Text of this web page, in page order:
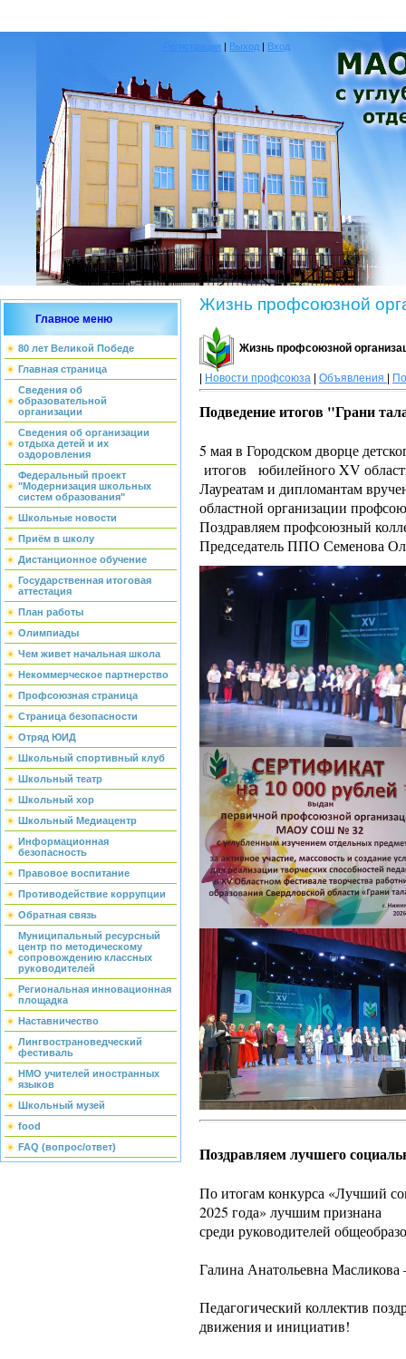
Регистрация | Выход | Вход
Главное меню
80 лет Великой Победе
Главная страница
Сведения об
образовательной
организации
Сведения об организации
отдыха детей и их
оздоровления
Федеральный проект
"Модернизация школьных
систем образования"
Школьные новости
Приём в школу
Дистанционное обучение
Государственная итоговая
аттестация
План работы
Олимпиады
Чем живет начальная школа
Некоммерческое партнерство
Профсоюзная страница
Страница безопасности
Отряд ЮИД
Школьный спортивный клуб
Школьный театр
Школьный хор
Школьный Медиацентр
Информационная
безопасность
Правовое воспитание
Противодействие коррупции
Обратная связь
Муниципальный ресурсный
центр по методическому
сопровождению классных
руководителей
Региональная инновационная
площадка
Наставничество
Лингвострановедческий
фестиваль
НМО учителей иностранных
языков
Школьный музей
food
FAQ (вопрос/ответ)
Жизнь профсоюзной
Жизнь профсоюзной
| Новости профсоюза | Объявления |
Подведение итогов "Грани
5 мая в Городском дворце
итогов юбилейного XV
Лауреатам и дипломантам
областной организации
Поздравляем профсоюзный
Председатель ППО Семенова
Поздравляем лучшего
По итогам конкурса «Лучший
2025 года» лучшим признана
среди руководителей
Галина Анатольевна
Педагогический коллектив
движения и инициатив!